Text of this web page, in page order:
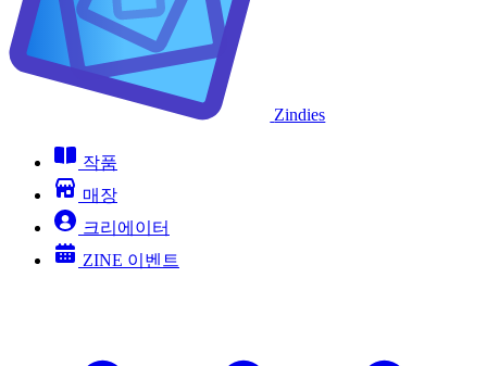
Zindies
작품
매장
크리에이터
ZINE 이벤트